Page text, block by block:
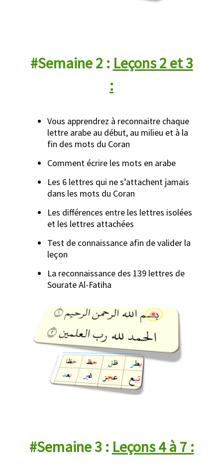
#Semaine 2 : Leçons 2 et 3
:
Vous apprendrez à reconnaitre chaque
lettre arabe au début, au milieu et à la
fin des mots du Coran
Comment écrire les mots en arabe
Les 6 lettres qui ne s’attachent jamais
dans les mots du Coran
Les différences entre les lettres isolées
et les lettres attachées
Test de connaissance afin de valider la
leçon
La reconnaissance des 139 lettres de
Sourate Al-Fatiha
#Semaine 3 : Leçons 4 à 7 :